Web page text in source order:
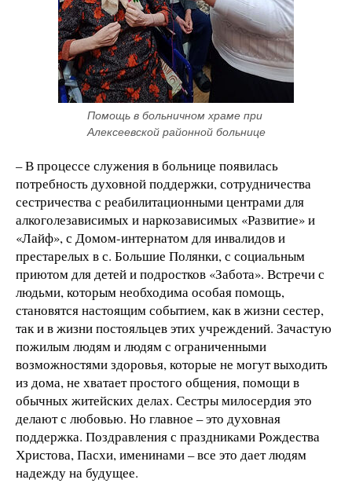
Помощь в больничном храме при
Алексеевской районной больнице
– В процессе служения в больнице появилась
потребность духовной поддержки, сотрудничества
сестричества с реабилитационными центрами для
алкоголезависимых и наркозависимых «Развитие» и
«Лайф», с Домом-интернатом для инвалидов и
престарелых в с. Большие Полянки, с социальным
приютом для детей и подростков «Забота». Встречи с
людьми, которым необходима особая помощь,
становятся настоящим событием, как в жизни сестер,
так и в жизни постояльцев этих учреждений. Зачастую
пожилым людям и людям с ограниченными
возможностями здоровья, которые не могут выходить
из дома, не хватает простого общения, помощи в
обычных житейских делах. Сестры милосердия это
делают с любовью. Но главное – это духовная
поддержка. Поздравления с праздниками Рождества
Христова, Пасхи, именинами – все это дает людям
надежду на будущее.